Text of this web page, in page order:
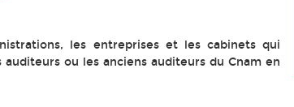
les entreprises et les cabinets qui
ou les anciens auditeurs du Cnam en